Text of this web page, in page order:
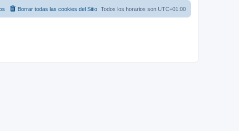
Todos los horarios son UTC+01:00
Borrar todas las cookies del Sitio